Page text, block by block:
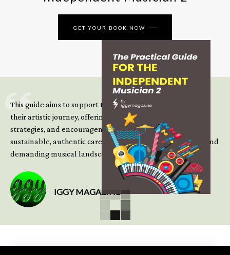
GET YOUR BOOK NOW
This guide aims to support those climbing the next steps of
their artistic journey, offering practical insight, updated
strategies, and encouragement to continue building
sustainable, authentic careers in an increasingly complex and
demanding musical landscape.
IGGY MAGAZINE